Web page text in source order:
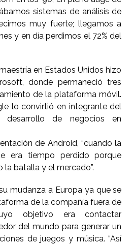
sistemas de análisis de
muy fuerte; llegamos a
y en día perdimos el 72% del
en Estados Unidos hizo
donde permaneció tres
de la plataforma móvil.
lo convirtió en integrante del
desarrollo de negocios en
de Android, “cuando la
era tiempo perdido porque
la batalla y el mercado”.
mudanza a Europa ya que se
de la compañía fuera de
objetivo era contactar
del mundo para generar un
de juegos y música. “Así